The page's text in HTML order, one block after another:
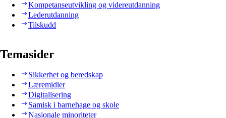
Kompetanseutvikling og videreutdanning
Lederutdanning
Tilskudd
Temasider
Sikkerhet og beredskap
Læremidler
Digitalisering
Samisk i barnehage og skole
Nasjonale minoriteter